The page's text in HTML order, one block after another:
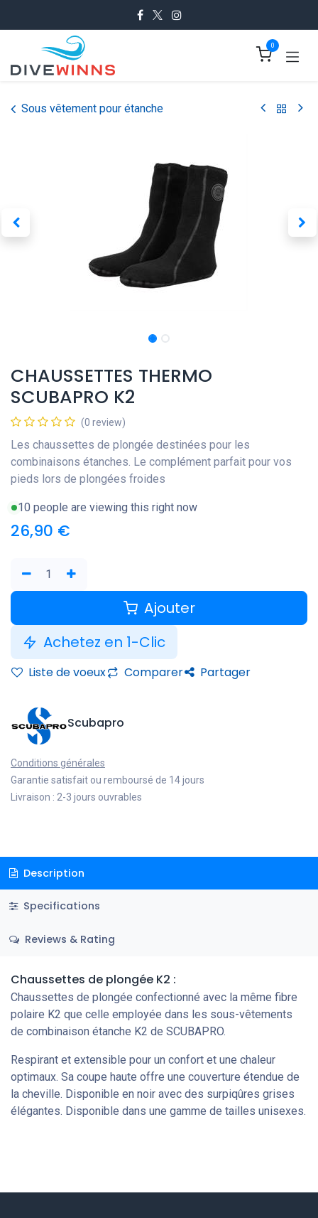
0
Sous vêtement pour étanche
CHAUSSETTES THERMO
SCUBAPRO K2
(0 review)
Les chaussettes de plongée destinées pour les
combinaisons étanches. Le complément parfait pour vos
pieds lors de plongées froides
10 people are viewing this right now
26,90 €
Ajouter
Achetez en 1-Clic
Liste de voeux Comparer Partager
Scubapro
Conditions générales
Garantie satisfait ou remboursé de 14 jours
Livraison : 2-3 jours ouvrables
Description
Specifications
Reviews & Rating
Chaussettes de plongée K2 :
Chaussettes de plongée confectionné avec la même fibre
polaire K2 que celle employée dans les sous-vêtements
de combinaison étanche K2 de SCUBAPRO.
Respirant et extensible pour un confort et une chaleur
optimaux. Sa coupe haute offre une couverture étendue de
la cheville. Disponible en noir avec des surpiqûres grises
élégantes. Disponible dans une gamme de tailles unisexes.